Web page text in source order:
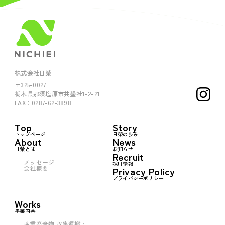
株式会社日榮
〒325-0027
栃木県那須塩原市共墾社1-2-21
FAX：0287-62-3898
Top
トップページ
About
日榮とは
メッセージ
会社概要
Works
事業内容
Story
日榮の歩み
News
お知らせ
Recruit
採用情報
Privacy Policy
プライバシーポリシー